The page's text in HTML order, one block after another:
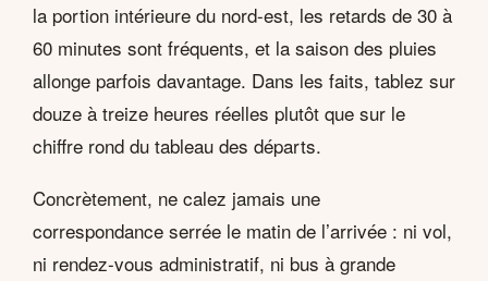
la portion intérieure du nord-est, les retards de 30 à
60 minutes sont fréquents, et la saison des pluies
allonge parfois davantage. Dans les faits, tablez sur
douze à treize heures réelles plutôt que sur le
chiffre rond du tableau des départs.
Concrètement, ne calez jamais une
correspondance serrée le matin de l’arrivée : ni vol,
ni rendez-vous administratif, ni bus à grande